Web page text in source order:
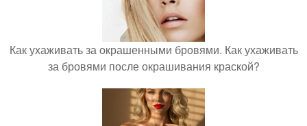
Как ухаживать за окрашенными бровями. Как ухаживать
за бровями после окрашивания краской?